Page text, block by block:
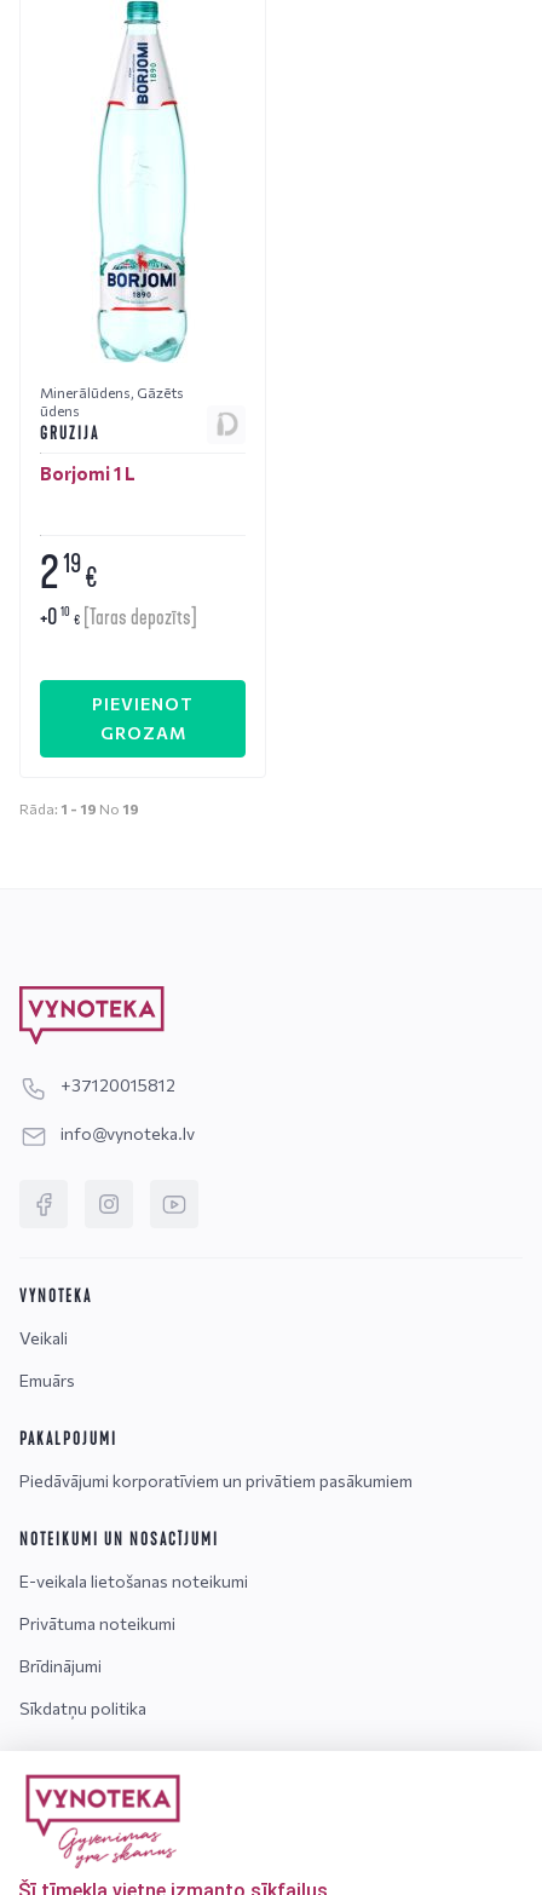
Minerālūdens Gāzēts
ūdens
GRUZIJA
Borjomi 1 L
219€
+0 10 € [Taras depozīts]
PIEVIENOT
GROZAM
Rāda: 1 - 19 No 19
+37120015812
info@vynoteka.lv
VYNOTEKA
Veikali
Emuārs
PAKALPOJUMI
Piedāvājumi korporatīviem un privātiem pasākumiem
NOTEIKUMI UN NOSACĪJUMI
E-veikala lietošanas noteikumi
Privātuma noteikumi
Brīdinājumi
Sīkdatņu politika
Kontakti
Par mums